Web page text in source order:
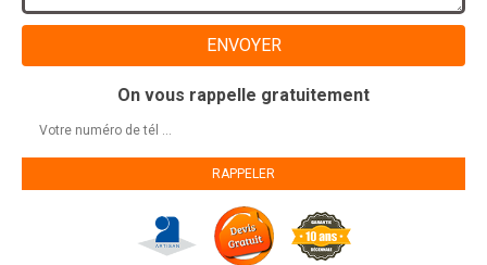
On vous rappelle gratuitement